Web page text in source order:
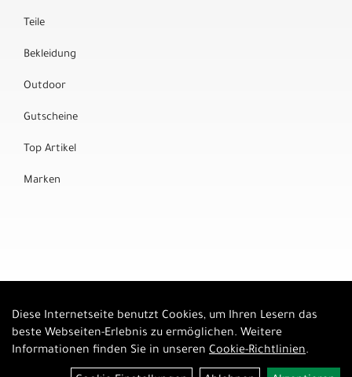
Teile
Bekleidung
Outdoor
Gutscheine
Top Artikel
Marken
Diese Internetseite benutzt Cookies, um Ihren Lesern das
beste Webseiten-Erlebnis zu ermöglichen. Weitere
Informationen finden Sie in unseren Cookie-Richtlinien.
Auftrag widerrufen